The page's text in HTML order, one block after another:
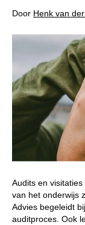
Door Henk van
Audits en
van het onderwijs
Advies begeleidt
auditproces. Ook